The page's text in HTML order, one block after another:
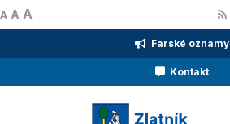
A A A
Farské oznamy
Kontakt